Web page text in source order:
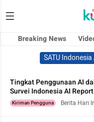
Breaking News
SATU
Tingkat Penggunaan AI
Survei Indonesia AI
Kiriman Pengguna Berita Hari